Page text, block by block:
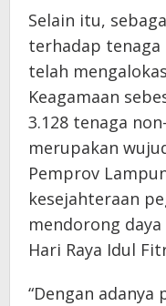
Selain itu,
terhadap tenaga
telah
Keagamaan
3.128 tenaga
merupakan
Pemprov
kesejahteraan
mendorong
Hari Raya Idul
“Dengan adanya